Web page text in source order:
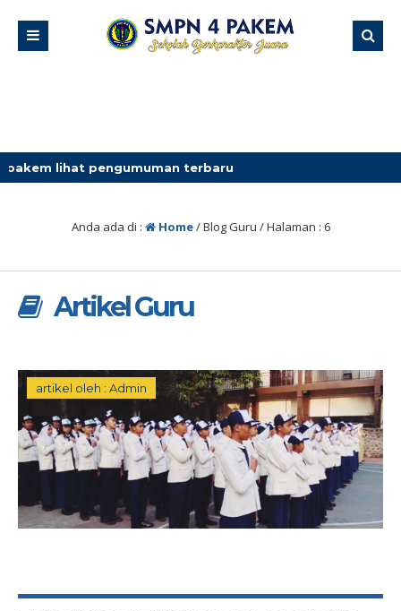
terbaru
Anda ada di : Home/Blog Guru / Halaman : 6
Artikel Guru
artikel oleh : Admin